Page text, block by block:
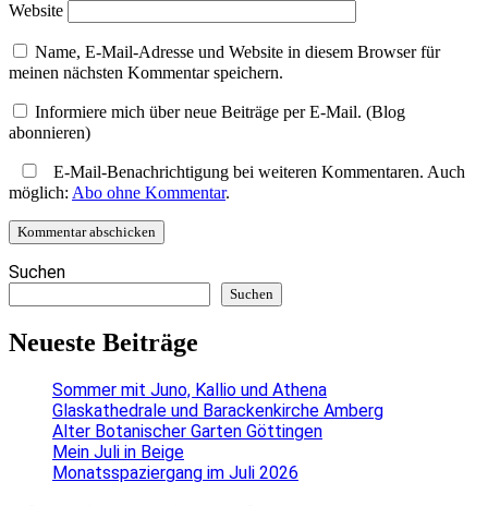
Website
Name, E-Mail-Adresse und Website in diesem Browser für
meinen nächsten Kommentar speichern.
Informiere mich über neue Beiträge per E-Mail. (Blog
abonnieren)
E-Mail-Benachrichtigung bei weiteren Kommentaren. Auch
möglich: Abo ohne Kommentar.
Suchen
Suchen
Neueste Beiträge
Sommer mit Juno, Kallio und Athena
Glaskathedrale und Barackenkirche Amberg
Alter Botanischer Garten Göttingen
Mein Juli in Beige
Monatsspaziergang im Juli 2026